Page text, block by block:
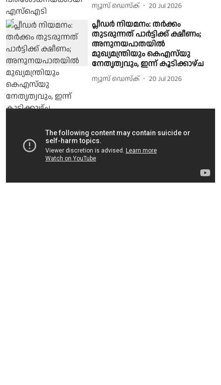
ന്യൂസ് ഡെസ്ക് 20 Jul 2026
പ്ലീഡര്‍ നിയമനം: തര്‍ക്കം
തുടരുന്നത് പാര്‍ട്ടിക്ക് ക്ഷീണം;
അനുനയപാതയില്‍
മുഖ്യമന്ത്രിയും കെഎസ്‌യു
നേതൃത്വവും, ഇന്ന് കൂടിക്കാഴ്ച
ന്യൂസ് ഡെസ്ക് 20 Jul 2026